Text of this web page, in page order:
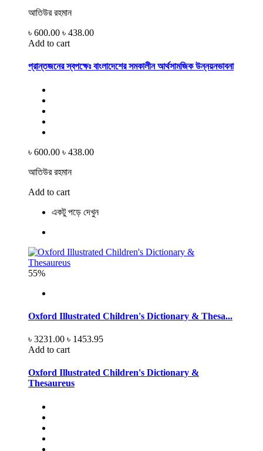
আতিউর রহমান
৳ 600.00 ৳ 438.00
Add to cart
প্রান্তজনের স্বপক্ষেঃ বাংলাদেশের সমকালীন আর্থসামজিক উন্নয়নভাবনা
৳ 600.00 ৳ 438.00
আতিউর রহমান
Add to cart
একটু পড়ে দেখুন
55%
Oxford Illustrated Children's Dictionary & Thesa...
৳ 3231.00 ৳ 1453.95
Add to cart
Oxford Illustrated Children's Dictionary &
Thesaureus